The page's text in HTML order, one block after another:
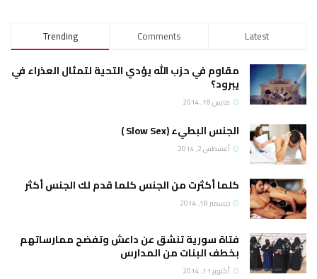
Trending Comments Latest
مقاوم في حزب الله يؤدي التحية لتمثال العذراء في
يبرود؟
مارس 18, 2014
الجنس البطيء (Slow Sex )
أغسطس 2, 2014
كلما أكثرت من الجنس كلما قدم لك الجنس أكثر
ديسمبر 18, 2014
فتاة سورية تنشق عن داعش وتفضح ممارساتهم
بخطف البنات من المدارس
أكتوبر 11, 2014